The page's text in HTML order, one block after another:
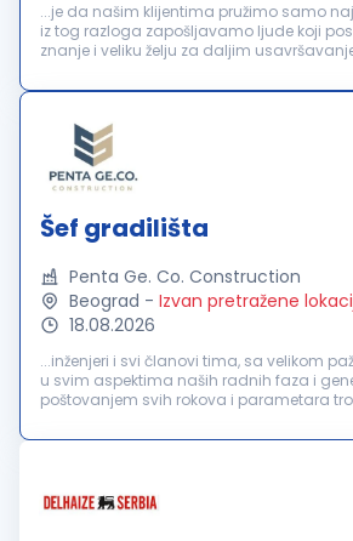
...je da našim klijentima pružimo samo
iz tog razloga zapošljavamo ljude koji
znanje i veliku želju za daljim
Opis posla...
Šef gradilišta
Penta Ge. Co. Construction
Beograd - Izvan pretražene
18.08.2026
...inženjeri i svi članovi tima, sa velikom
u svim aspektima naših radnih faza i
poštovanjem svih rokova i parametara
mesto:šef...